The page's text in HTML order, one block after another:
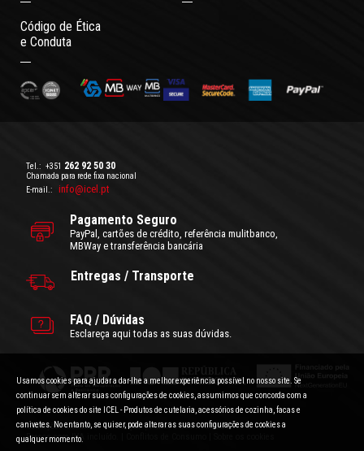
Código de Ética
e Conduta
Tel.: +351 262 92 50 30
Chamada para rede fixa nacional
E-mail.:
info@icel.pt
Pagamento Seguro
PayPal, cartões de crédito, referência mulitbanco,
MBWay e transferência bancária
Entregas / Transporte
FAQ / Dúvidas
Esclareça aqui todas as suas dúvidas.
Condições Gerais de Utilização |Politica de Privacidade
Preços com IVA incluído.
Usamos cookies para ajudar a dar-lhe a melhor experiência possível no nosso site. Se
continuar sem alterar suas configurações de cookies, assumimos que concorda com a
política de cookies do site ICEL - Produtos de cutelaria, acessórios de cozinha, facas e
canivetes. No entanto, se quiser, pode alterar as suas configurações de cookies a
qualquer momento.